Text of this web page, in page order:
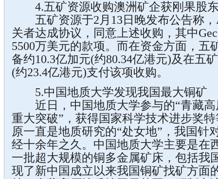
4.五矿资源收购澳洲矿企获刚果股
五矿资源于2月13日晚发布公告称，
关者达成协议，同意上述收购，其中
5500万美元的款项。而在资金方面，五
备约10.3亿加元(约80.34亿港元)及在五
(约23.4亿港元)支付该项收购。
5.中国地质大学发现我国最大铜矿
近日，中国地质大学参与的“青藏高
重大突破”，获得国家科学技术进步奖
原一直是地质研究的“处女地”，我国针
经十余年之久。中国地质大学主要是在
一批超大规模的铜多金属矿床，包括我
现了新中国成立以来我国铜矿找矿方面